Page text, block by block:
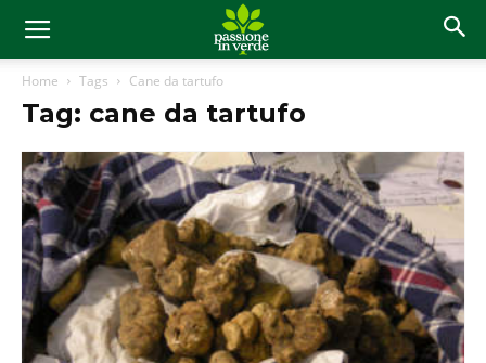
Home Tags Cane da tartufo
Tag: cane da tartufo